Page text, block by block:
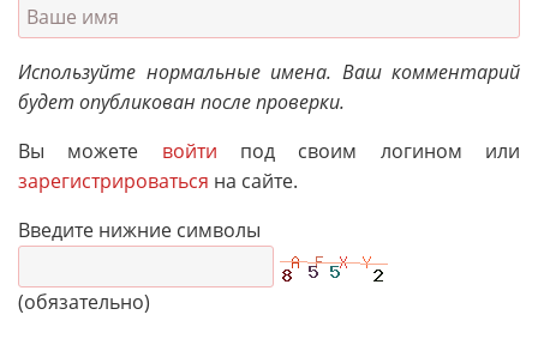
Используйте нормальные имена. Ваш комментарий
будет опубликован после проверки.
Вы можете войти под своим логином или
зарегистрироваться на сайте.
Введите нижние символы
(обязательно)